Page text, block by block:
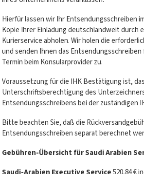
Hierfür lassen wir Ihr Entsendungsschreiben
Kopie Ihrer Einladung deutschlandweit durch
Kurierservice abholen. Wir holen die
und senden Ihnen das
Termin beim Konsularprovider zu.
Voraussetzung für die IHK Bestätigung ist,
Unterschriftsberechtigung des
Entsendungsschreibens bei der zuständigen
Bitte beachten Sie, daß die
Entsendungsschreiben separat berechnet
Gebühren-Übersicht für Saudi Arabien